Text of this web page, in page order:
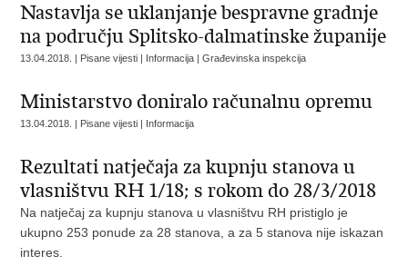
Nastavlja se uklanjanje bespravne gradnje
na području Splitsko-dalmatinske županije
13.04.2018. | Pisane vijesti | Informacija | Građevinska inspekcija
Ministarstvo doniralo računalnu opremu
13.04.2018. | Pisane vijesti | Informacija
Rezultati natječaja za kupnju stanova u
vlasništvu RH 1/18; s rokom do 28/3/2018
Na natječaj za kupnju stanova u vlasništvu RH pristiglo je
ukupno 253 ponude za 28 stanova, a za 5 stanova nije iskazan
interes.